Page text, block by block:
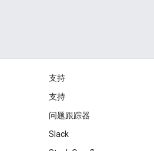
支持
支持
问题跟踪器
Slack